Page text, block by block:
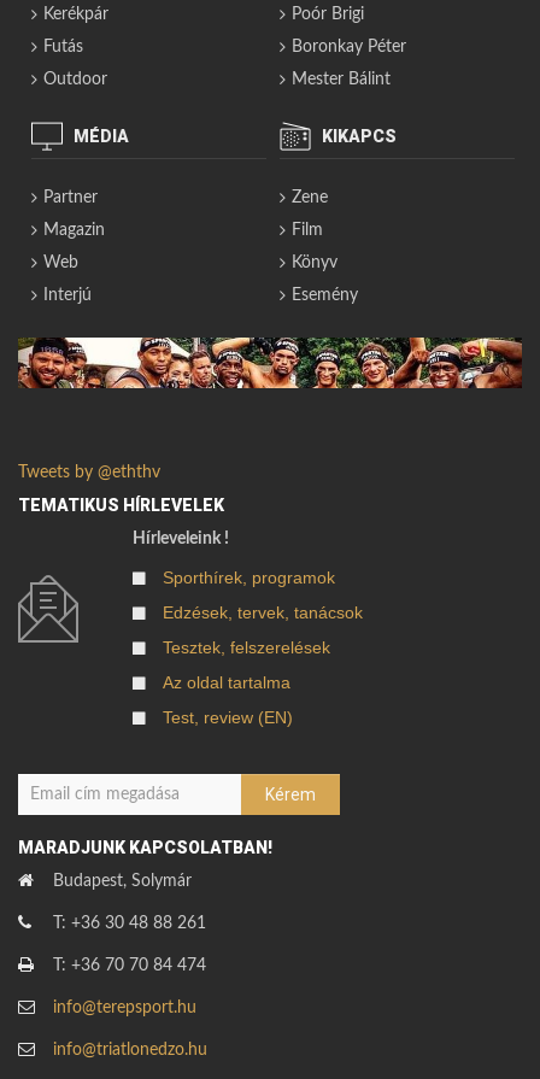
Kerékpár
Futás
Outdoor
Poór Brigi
Boronkay Péter
Mester Bálint
MÉDIA
Partner
Magazin
Web
Interjú
KIKAPCS
Zene
Film
Könyv
Esemény
Tweets by @eththv
TEMATIKUS HÍRLEVELEK
Hírleveleink !
Sporthírek, programok
Edzések, tervek, tanácsok
Tesztek, felszerelések
Az oldal tartalma
Test, review (EN)
MARADJUNK KAPCSOLATBAN!
Budapest, Solymár
T: +36 30 48 88 261
T: +36 70 70 84 474
info@terepsport.hu
info@triatlonedzo.hu